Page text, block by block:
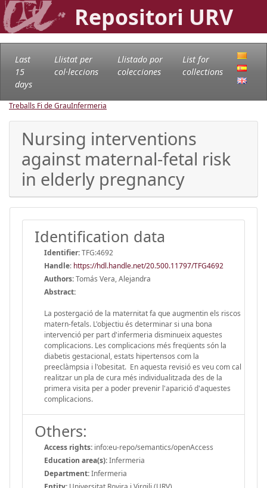
Repositori URV
Last
15
days
Llistat per
col·leccions
Llistado por
colecciones
List for
collections
Treballs Fi de GrauInfermeria
Nursing interventions
against maternal-fetal risk
in elderly pregnancy
Identification data
Identifier:TFG:4692
Handle: https://hdl.handle.net/20.500.11797/TFG4692
Authors:Tomás Vera, Alejandra
Abstract:
La postergació de la maternitat fa que augmentin els riscos
matern-fetals. L'objectiu és determinar si una bona
intervenció per part d'infermeria disminueix aquestes
complicacions. Les complicacions més freqüents són la
diabetis gestacional, estats hipertensos com la
preeclàmpsia i l'obesitat. En aquesta revisió es veu com cal
realitzar un pla de cura més individualitzada des de la
primera visita per a poder prevenir l'aparició d'aquestes
complicacions.
Others:
Access rights: info:eu-repo/semantics/openAccess
Education area(s):Infermeria
Department:Infermeria